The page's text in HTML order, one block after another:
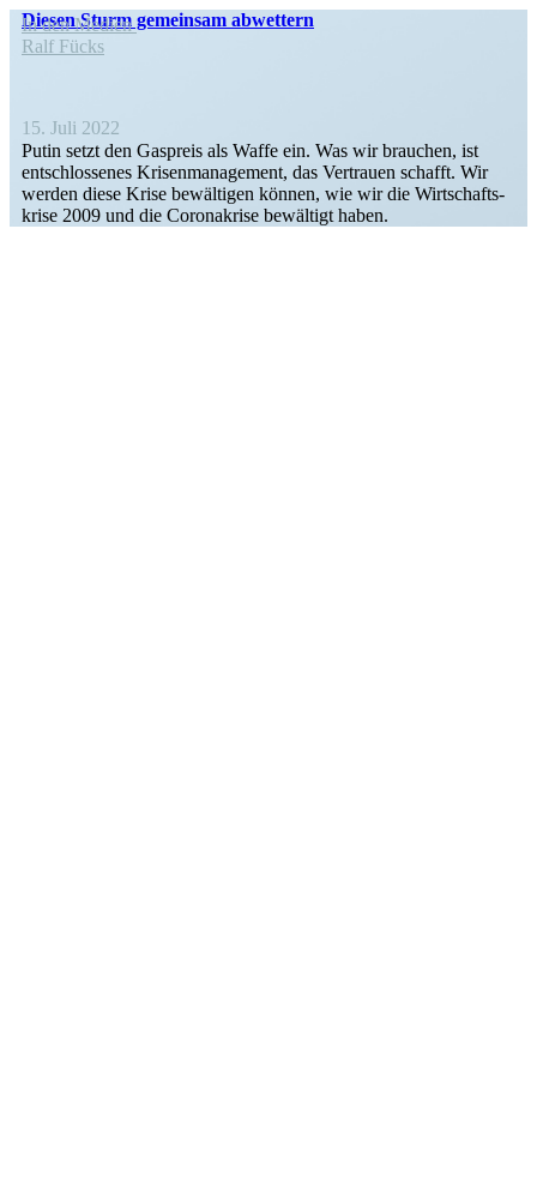
Diesen Sturm gemeinsam abwettern
In den Medien
Ralf Fücks
15. Juli 2022
Putin setzt den Gaspreis als Waffe ein. Was wir brauchen, ist
entschlos­senes Krisen­ma­nagement, das Vertrauen schafft. Wir
werden diese Krise bewäl­tigen können, wie wir die Wirtschafts­
krise 2009 und die Corona­krise bewältigt haben.